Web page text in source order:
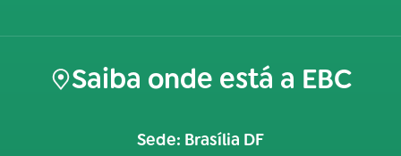
Saiba onde está a EBC
Sede: Brasília DF